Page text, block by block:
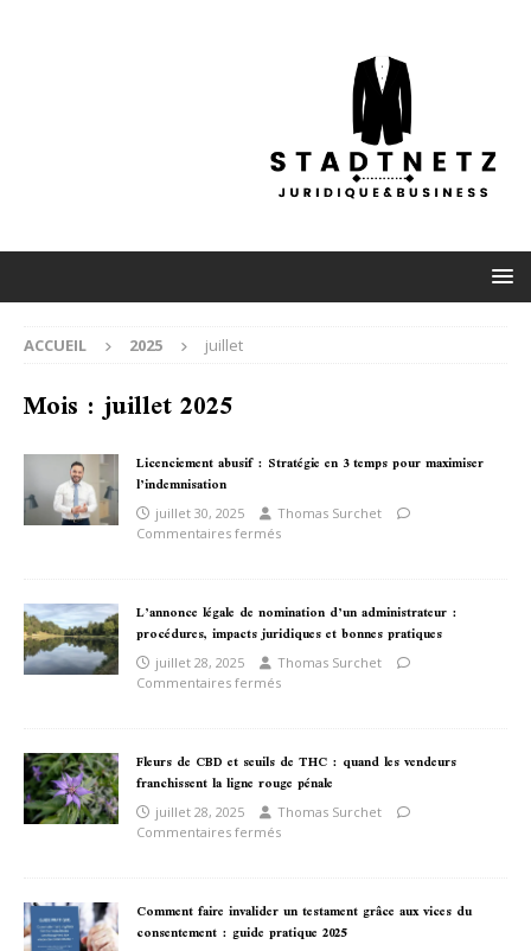
ACCUEIL 2025 juillet
Mois :juillet 2025
Licenciement abusif : Stratégie en 3 temps pour maximiser
l’indemnisation
juillet 30, 2025
Thomas Surchet
Commentaires fermés
L’annonce légale de nomination d’un administrateur :
procédures, impacts juridiques et bonnes pratiques
juillet 28, 2025
Thomas Surchet
Commentaires fermés
Fleurs de CBD et seuils de THC : quand les vendeurs
franchissent la ligne rouge pénale
juillet 28, 2025
Thomas Surchet
Commentaires fermés
Comment faire invalider un testament grâce aux vices du
consentement : guide pratique 2025